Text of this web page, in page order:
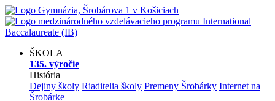
ŠKOLA
135. výročie
História
Dejiny školy Riaditelia školy Premeny Šrobárky Internet na
Šrobárke